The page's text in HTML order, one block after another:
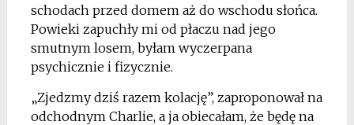
schodach przed domem aż do wschodu słońca.
Powieki zapuchły mi od płaczu nad jego
smutnym losem, byłam wyczerpana
psychicznie i fizycznie.
„Zjedzmy dziś razem kolację”, zaproponował na
odchodnym Charlie, a ja obiecałam, że będę na